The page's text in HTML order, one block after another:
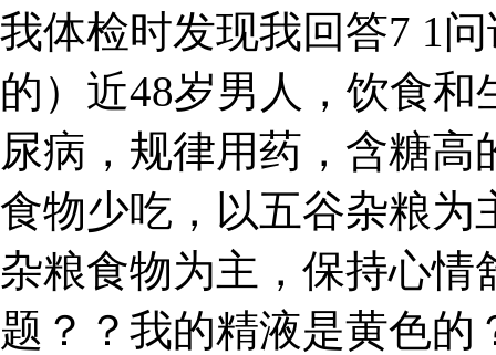
我体检时发现我回答7 1
的）近48岁男人，饮食
尿病，规律用药，含糖
食物少吃，以五谷杂粮为
杂粮食物为主，保持心情
题？？我的精液是黄色